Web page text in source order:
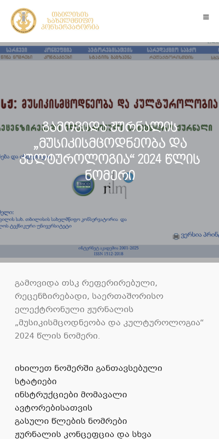
გამოვიდა ჟურნალის
„მუსიკისმცოდნეობა და
კულტუროლოგია“ 2024 წლის
ნომერი
გამოვიდა თსკ რეფერირებული,
რეცენზირებადი, საერთაშორისო
ელექტრონული ჟურნალის
„მუსიკისმცოდნეობა და კულტუროლოგია“
2024 წლის ნომერი.
იხილეთ ნომერში განთავსებული
სტატიები
ინსტრუქციები მომავალი
ავტორებისათვის
გასული წლების ნომრები
ჟურნალის კონცეფცია და სხვა